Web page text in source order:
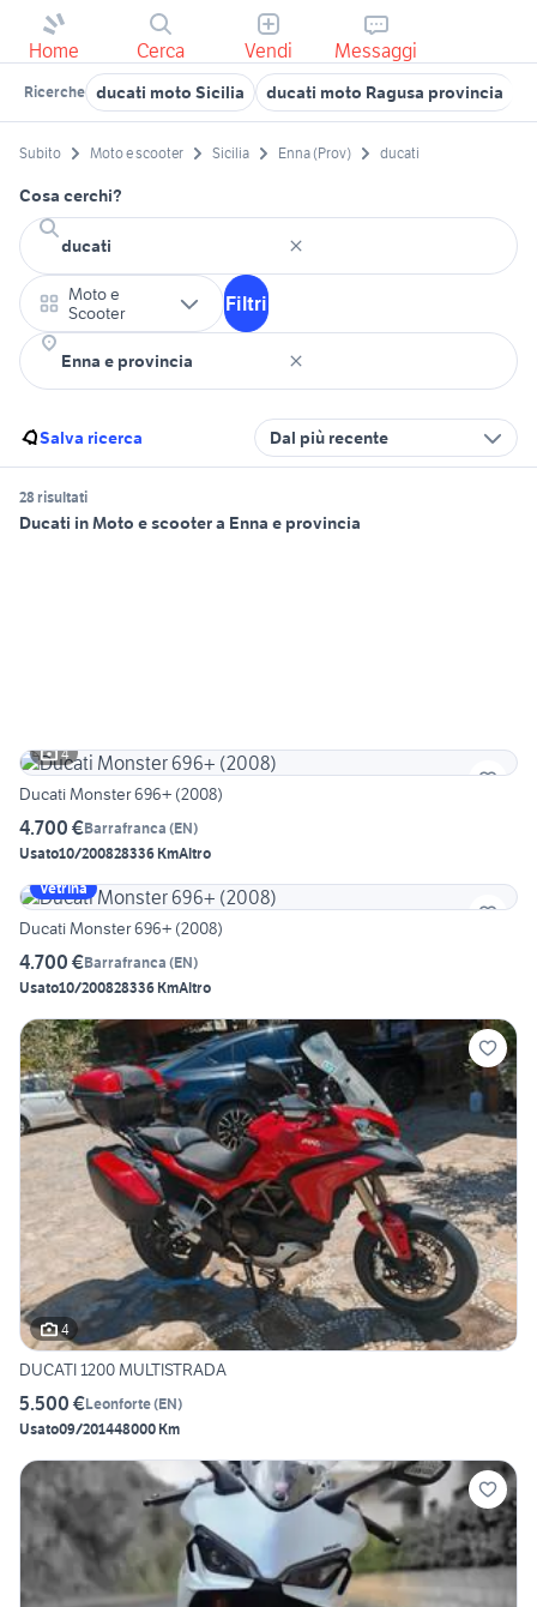
Home Cerca Vendi Messaggi
Ricerche ducati moto Sicilia ducati moto Ragusa provincia
Subito Moto e scooter Sicilia Enna (Prov) ducati
Cosa cerchi?
Moto e
Scooter
Filtri
Salva ricerca Dal più recente
28 risultati
Ducati in Moto e scooter a Enna e provincia
4
Ducati Monster 696+ (2008)
4.700 €Barrafranca (EN)
Usato10/200828336 KmAltro
Vetrina
Ducati Monster 696+ (2008)
4.700 €Barrafranca (EN)
Usato10/200828336 KmAltro
4
DUCATI 1200 MULTISTRADA
5.500 €Leonforte(EN)
Usato09/201448000 Km